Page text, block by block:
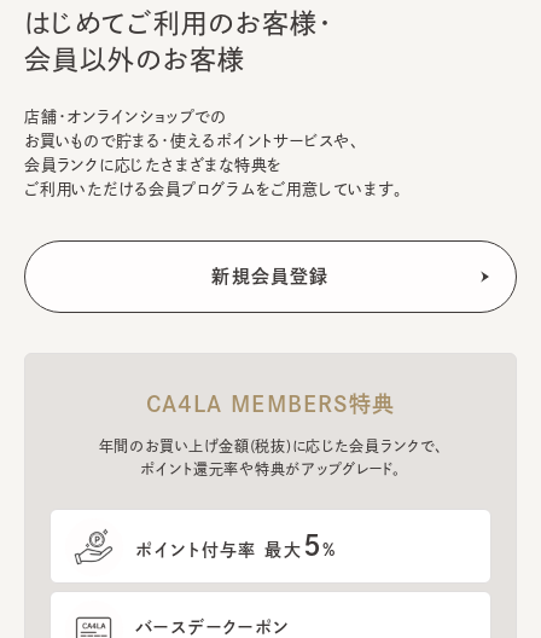
はじめてご利用のお客様・
会員以外のお客様
店舗・オンラインショップでの
お買いもので貯まる・使えるポイントサービスや、
会員ランクに応じたさまざまな特典を
ご利用いただける会員プログラムをご用意しています。
CA4LA MEMBERS特典
年間のお買い上げ金額(税抜)に応じた会員ランクで、
ポイント還元率や特典がアップグレード。
ポイント付与率 最大 5%
バースデークーポン